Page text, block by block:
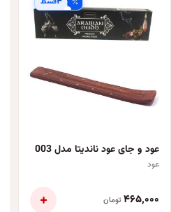
عود و جای عود ناندیتا مدل 003
عود
۴۶۵٬۰۰۰ تومان +